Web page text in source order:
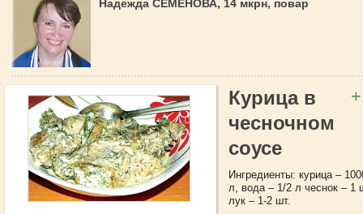
Надежда СЕМЕНОВА, 14 мкрн, повар
Курица в
чесночном
соусе
Ингредиенты: курица –
л, вода – 1/2 л чеснок – 1
лук – 1-2 шт.